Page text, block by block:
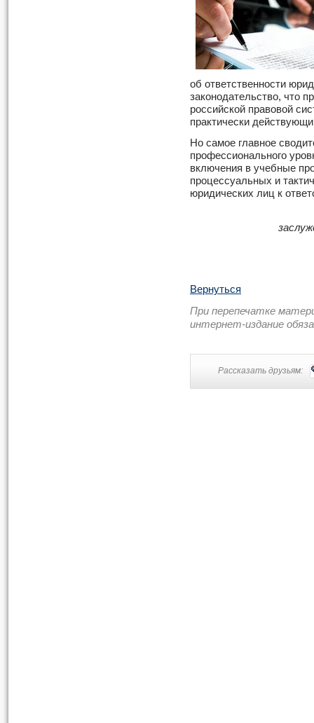
об ответственности
законодательство, что
российской правовой
практически
Но самое главное
профессионального
включения в учебные
процессуальных и
юридических лиц к
Вернуться
При перепечатке
интернет-издание
Рассказать друзьям: